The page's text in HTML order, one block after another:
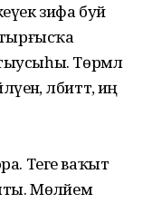
зифа буй
Төрмәлә
әлбиттә, иң
Теге ваҡыт
Мөләйем